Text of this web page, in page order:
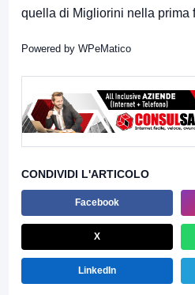
quella di Migliorini nella prima
Powered by WPeMatico
CONDIVIDI L'ARTICOLO
Facebook
X
LinkedIn